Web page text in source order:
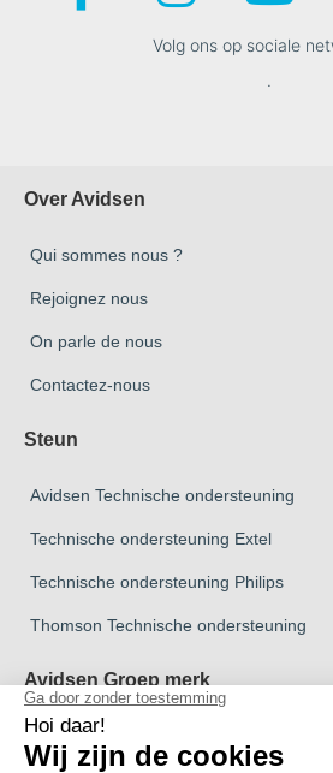
Volg ons op sociale
.
Over Avidsen
Qui sommes nous ?
Rejoignez nous
On parle de nous
Contactez-nous
Steun
Avidsen Technische ondersteuning
Technische ondersteuning Extel
Technische ondersteuning Philips
Thomson Technische ondersteuning
Avidsen Groep merk
Avidsen Merk